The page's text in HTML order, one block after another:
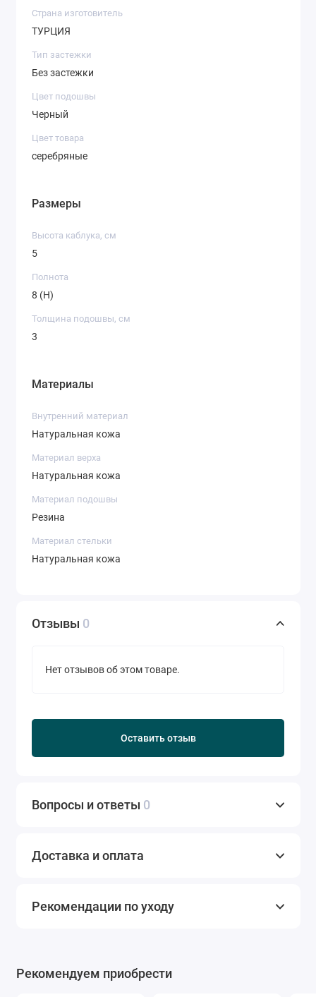
Страна изготовитель
ТУРЦИЯ
Тип застежки
Без застежки
Цвет подошвы
Черный
Цвет товара
серебряные
Размеры
Высота каблука, см
5
Полнота
8 (H)
Толщина подошвы, см
3
Материалы
Внутренний материал
Натуральная кожа
Материал верха
Натуральная кожа
Материал подошвы
Резина
Материал стельки
Натуральная кожа
Отзывы 0
Нет отзывов об этом товаре.
Оставить отзыв
Вопросы и ответы 0
Доставка и оплата
Рекомендации по уходу
Рекомендуем приобрести